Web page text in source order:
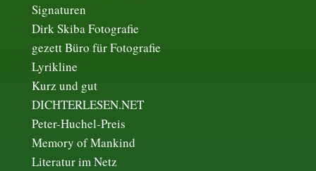
Signaturen
Dirk Skiba Fotografie
gezett Büro für Fotografie
Lyrikline
Kurz und gut
DICHTERLESEN.NET
Peter-Huchel-Preis
Memory of Mankind
Literatur im Netz